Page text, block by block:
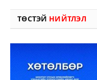
ТӨСТЭЙ НИЙТЛЭЛ